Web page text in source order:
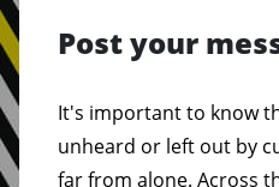
Post your
It's important to know
unheard or left out by
far from alone. Across